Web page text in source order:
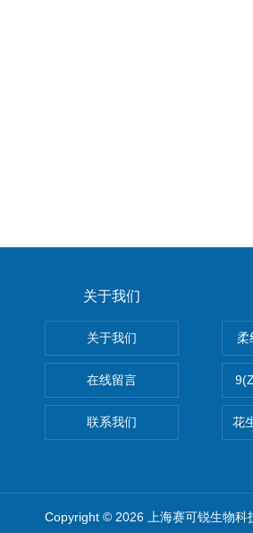
关于我们
关于我们
在线留言
联系我们
柔
花
Copyright © 2026 上海赛可锐生物科